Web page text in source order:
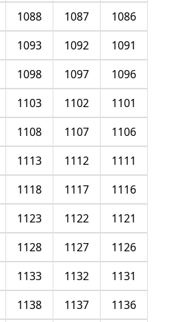
1086
1087
1088
1091
1092
1093
1096
1097
1098
1101
1102
1103
1106
1107
1108
1111
1112
1113
1116
1117
1118
1121
1122
1123
1126
1127
1128
1131
1132
1133
1136
1137
1138